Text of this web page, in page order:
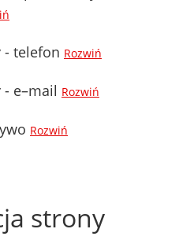
- telefon Rozwiń
e–mail Rozwiń
Rozwiń
strony